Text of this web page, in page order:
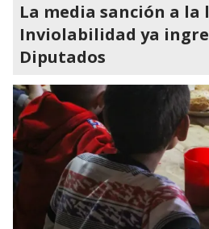
La media sanción a la
Inviolabilidad ya
Diputados